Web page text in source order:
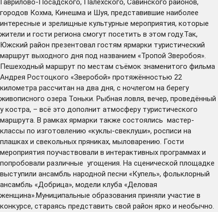
городов Кохма, Кинешма и Шуя, представившие наиболее
интересные и зрелищные культурные мероприятия, которые
жители и гости региона смогут посетить в этом году.Так,
Южский район презентовал гостям ярмарки туристический
маршрут выходного дня под названием «Тропой Зверобоя».
Пешеходный маршрут по местам съёмок знаменитого фильма
Андрея Ростоцкого «Зверобой» протяжённостью 22
километра рассчитан на два дня, с ночлегом на берегу
живописного озера Тоньки. Рыбная ловля, вечер, проведённый
у костра, – всё это дополнит атмосферу туристического
маршрута. В рамках ярмарки также состоялись мастер-
классы по изготовлению «куклы-свеклуши», росписи на
плашках и свекольных пряниках, мыловарению. Гости
мероприятия поучаствовали в интерактивных программах и
попробовали различные угощения. На сценической площадке
выступили ансамбль народной песни «Купель», фольклорный
ансамбль «Добрица», модели клуба «Деловая
женщина».Муниципальные образования приняли участие в
конкурсе, стараясь представить свой район ярко и необычно.